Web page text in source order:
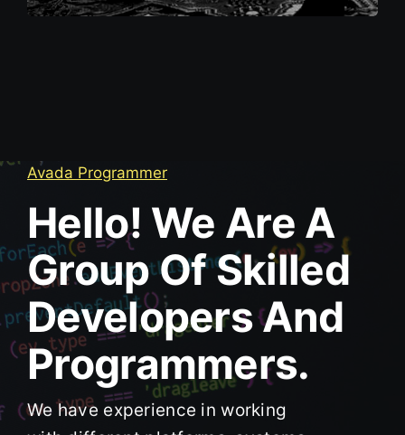
Avada Programmer
Hello! We Are A
Group Of Skilled
Developers And
Programmers.
We have experience in working